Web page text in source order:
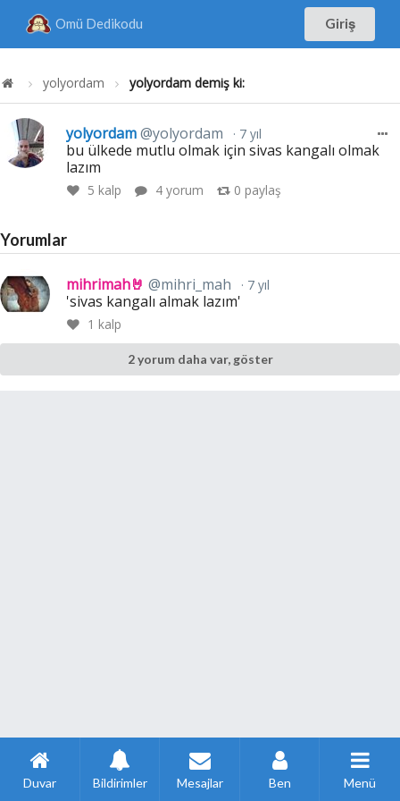
Omü Dedikodu Giriş
yolyordam yolyordam demiş ki:
yolyordam@yolyordam 7 yıl
bu ülkede mutlu olmak için sivas kangalı olmak
lazım
5 kalp 4 yorum 0 paylaş
Yorumlar
mihrimah🤘@mihri_mah 7 yıl
'sivas kangalı almak lazım'
1 kalp
2 yorum daha var, göster
Duvar Bildirimler Mesajlar Ben Menü